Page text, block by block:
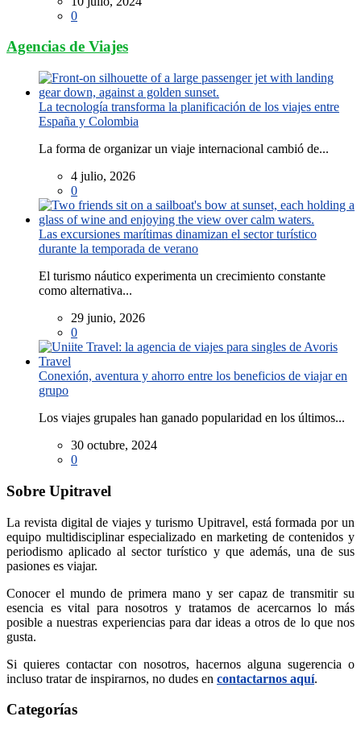
0
Agencias de Viajes
La tecnología transforma la planificación de los viajes entre
España y Colombia
La forma de organizar un viaje internacional cambió de...
4 julio, 2026
0
Las excursiones marítimas dinamizan el sector turístico
durante la temporada de verano
El turismo náutico experimenta un crecimiento constante
como alternativa...
29 junio, 2026
0
Conexión, aventura y ahorro entre los beneficios de viajar en
grupo
Los viajes grupales han ganado popularidad en los últimos...
30 octubre, 2024
0
Sobre Upitravel
La revista digital de viajes y turismo Upitravel, está formada por un
equipo multidisciplinar especializado en marketing de contenidos y
periodismo aplicado al sector turístico y que además, una de sus
pasiones es viajar.
Conocer el mundo de primera mano y ser capaz de transmitir su
esencia es vital para nosotros y tratamos de acercarnos lo más
posible a nuestras experiencias para dar ideas a otros de lo que nos
gusta.
Si quieres contactar con nosotros, hacernos alguna sugerencia o
incluso tratar de inspirarnos, no dudes en contactarnos aquí.
Categorías